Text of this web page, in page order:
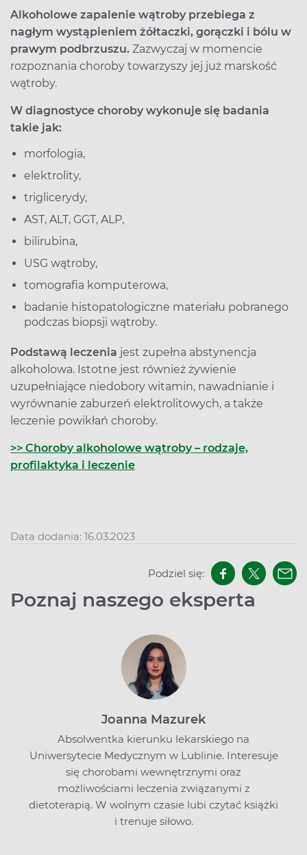
Alkoholowe zapalenie wątroby przebiega z
nagłym wystąpieniem żółtaczki, gorączki i bólu w
prawym podbrzuszu. Zazwyczaj w momencie
rozpoznania choroby towarzyszy jej już marskość
wątroby.
W diagnostyce choroby wykonuje się badania
takie jak:
morfologia,
elektrolity,
triglicerydy,
AST, ALT, GGT, ALP,
bilirubina,
USG wątroby,
tomografia komputerowa,
badanie histopatologiczne materiału pobranego
podczas biopsji wątroby.
Podstawą leczenia jest zupełna abstynencja
alkoholowa. Istotne jest również żywienie
uzupełniające niedobory witamin, nawadnianie i
wyrównanie zaburzeń elektrolitowych, a także
leczenie powikłań choroby.
>> Choroby alkoholowe wątroby – rodzaje,
profilaktyka i leczenie
Data dodania: 16.03.2023
Podziel się:
Poznaj naszego eksperta
Joanna Mazurek
Absolwentka kierunku lekarskiego na
Uniwersytecie Medycznym w Lublinie. Interesuje
się chorobami wewnętrznymi oraz
możliwościami leczenia związanymi z
dietoterapią. W wolnym czasie lubi czytać książki
i trenuje siłowo.